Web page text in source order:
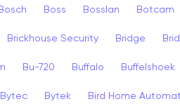
Bosch Boss Bosslan Botcam
Brickhouse Security Bridge
Bu-720 Buffalo Buffelshoek
Bytec Bytek Bird Home